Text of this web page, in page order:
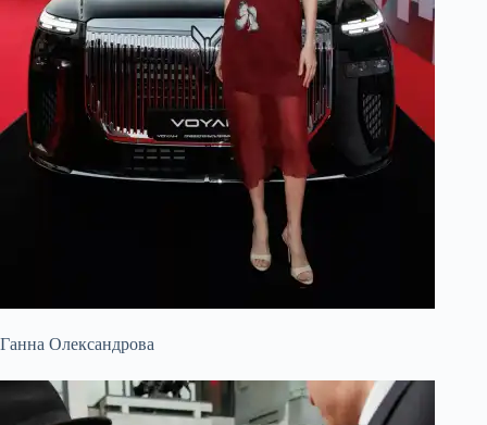
Ганна Олександрова